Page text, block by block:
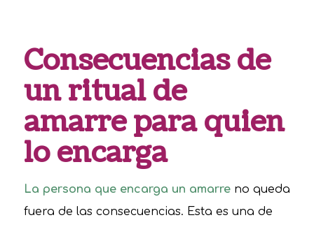
Consecuencias de
un ritual de
amarre para quien
lo encarga
La persona que encarga un amarreno queda
fuera de las consecuencias. Esta es una de